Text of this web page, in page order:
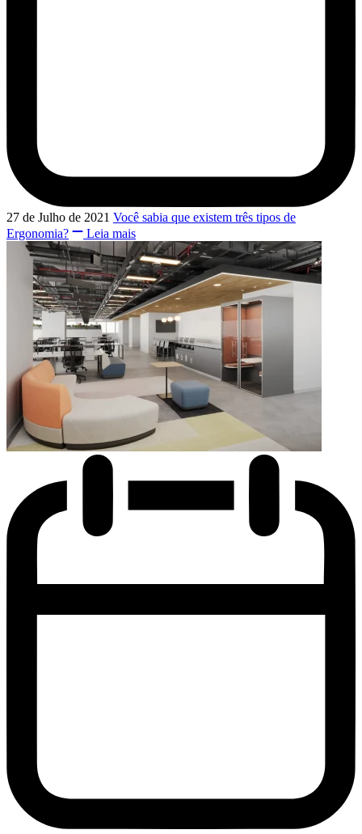
27 de Julho de 2021 Você sabia que existem três tipos de
Ergonomia?
Leia mais